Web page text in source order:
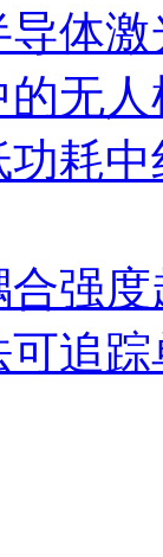
体
无
耗
强
追